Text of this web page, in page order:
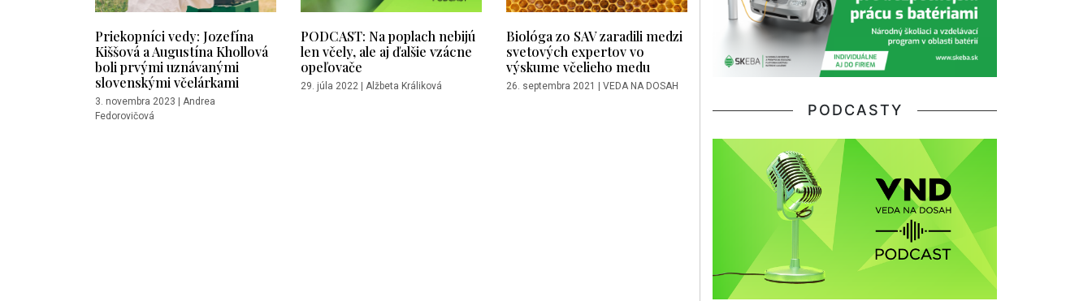
Priekopníci vedy: Jozefína
Kiššová a Augustína Khollová
boli prvými uznávanými
slovenskými včelárkami
3. novembra 2023
Andrea
Fedorovičová
PODCAST: Na poplach nebijú
len včely, ale aj ďalšie vzácne
opeľovače
29. júla 2022 Alžbeta Králiková
Biológa zo SAV zaradili medzi
svetových expertov vo
výskume včelieho medu
26. septembra 2021 VEDA NA DOSAH
PODCASTY